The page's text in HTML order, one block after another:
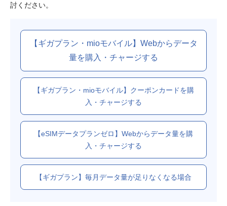
【ギガプラン・mioモバイル】Webからデータ
量を購入・チャージする
【ギガプラン・mioモバイル】クーポンカードを購
入・チャージする
【eSIMデータプランゼロ】Webからデータ量を購
入・チャージする
【ギガプラン】毎月データ量が足りなくなる場合